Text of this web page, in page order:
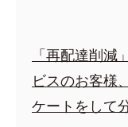
「再配達削減
ビスのお客様
ケートをして